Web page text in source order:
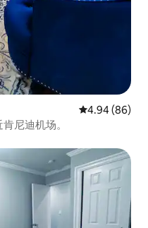
平均评分 4.94
4.94 (86)
尼迪机场。